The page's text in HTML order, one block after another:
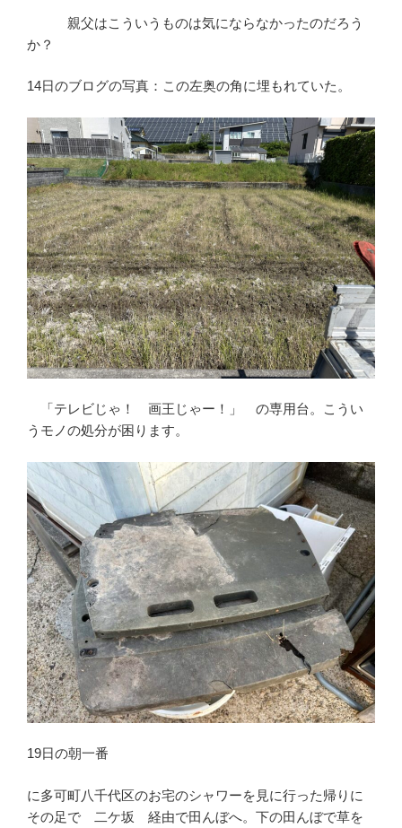
親父はこういうものは気にならなかったのだろう
か？
14日のブログの写真：この左奥の角に埋もれていた。
「テレビじゃ！ 画王じゃー！」 の専用台。こうい
うモノの処分が困ります。
19日の朝一番
に多可町八千代区のお宅のシャワーを見に行った帰りに
その足で 二ケ坂 経由で田んぼへ。下の田んぼで草を